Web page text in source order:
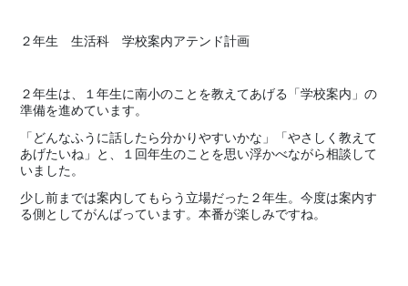
２年生 生活科 学校案内アテンド計画
２年生は、１年生に南小のことを教えてあげる「学校案内」の
準備を進めています。
「どんなふうに話したら分かりやすいかな」「やさしく教えて
あげたいね」と、１回年生のことを思い浮かべながら相談して
いました。
少し前までは案内してもらう立場だった２年生。今度は案内す
る側としてがんばっています。本番が楽しみですね。